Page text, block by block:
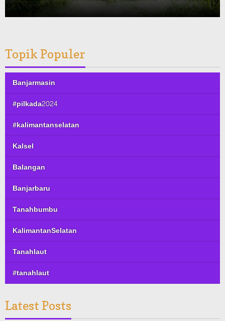
Topik Populer
Banjarmasin
#pilkada2024
#kalimantanselatan
Kalsel
Balangan
Banjarbaru
Tanahbumbu
KalimantanSelatan
Tanahlaut
#tanahlaut
Latest Posts